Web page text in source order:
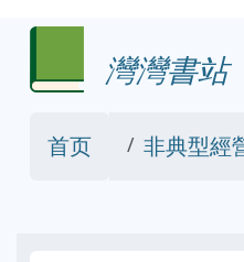
灣灣書站
首页 非典型經